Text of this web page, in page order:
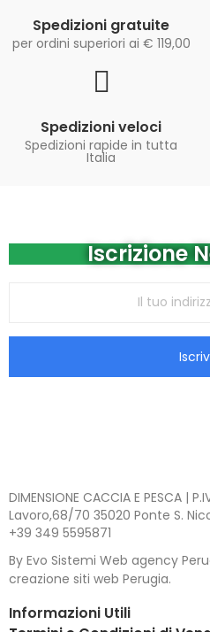
Spedizioni gratuite
per ordini superiori ai € 119,00
Spedizioni veloci
Spedizioni rapide in tutta
Italia
Iscrizione
DIMENSIONE CACCIA E PESCA |
Lavoro,68/70 35020 Ponte S.
+39 349 5595871
By Evo Sistemi Web agency
creazione siti web Perugia.
Informazioni Utili